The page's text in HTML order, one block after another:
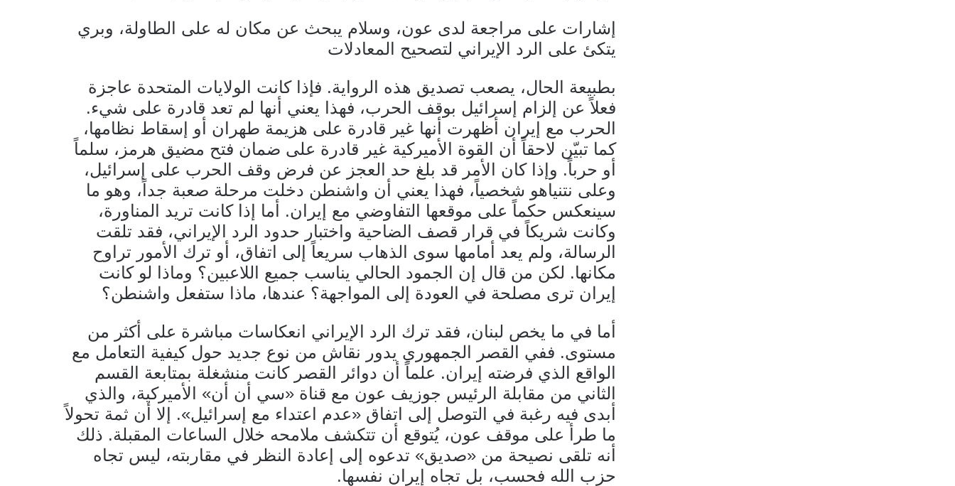
إشارات على مراجعة لدى عون، وسلام يبحث عن مكان له على الطاولة، وبري
يتكئ على الرد الإيراني لتصحيح المعادلات
بطبيعة الحال، يصعب تصديق هذه الرواية. فإذا كانت الولايات المتحدة عاجزة
فعلاً عن إلزام إسرائيل بوقف الحرب، فهذا يعني أنها لم تعد قادرة على شيء.
الحرب مع إيران أظهرت أنها غير قادرة على هزيمة طهران أو إسقاط نظامها،
كما تبيّن لاحقاً أن القوة الأميركية غير قادرة على ضمان فتح مضيق هرمز، سلماً
أو حرباً. وإذا كان الأمر قد بلغ حد العجز عن فرض وقف الحرب على إسرائيل،
وعلى نتنياهو شخصياً، فهذا يعني أن واشنطن دخلت مرحلة صعبة جداً، وهو ما
سينعكس حكماً على موقعها التفاوضي مع إيران. أما إذا كانت تريد المناورة،
وكانت شريكاً في قرار قصف الضاحية واختبار حدود الرد الإيراني، فقد تلقت
الرسالة، ولم يعد أمامها سوى الذهاب سريعاً إلى اتفاق، أو ترك الأمور تراوح
مكانها. لكن من قال إن الجمود الحالي يناسب جميع اللاعبين؟ وماذا لو كانت
إيران ترى مصلحة في العودة إلى المواجهة؟ عندها، ماذا ستفعل واشنطن؟
أما في ما يخص لبنان، فقد ترك الرد الإيراني انعكاسات مباشرة على أكثر من
مستوى. ففي القصر الجمهوري يدور نقاش من نوع جديد حول كيفية التعامل مع
الواقع الذي فرضته إيران. علماً أن دوائر القصر كانت منشغلة بمتابعة القسم
الثاني من مقابلة الرئيس جوزيف عون مع قناة «سي أن أن» الأميركية، والذي
أبدى فيه رغبة في التوصل إلى اتفاق «عدم اعتداء مع إسرائيل». إلا أن ثمة تحولاً
ما طرأ على موقف عون، يُتوقع أن تتكشف ملامحه خلال الساعات المقبلة. ذلك
أنه تلقى نصيحة من «صديق» تدعوه إلى إعادة النظر في مقاربته، ليس تجاه
حزب الله فحسب، بل تجاه إيران نفسها.